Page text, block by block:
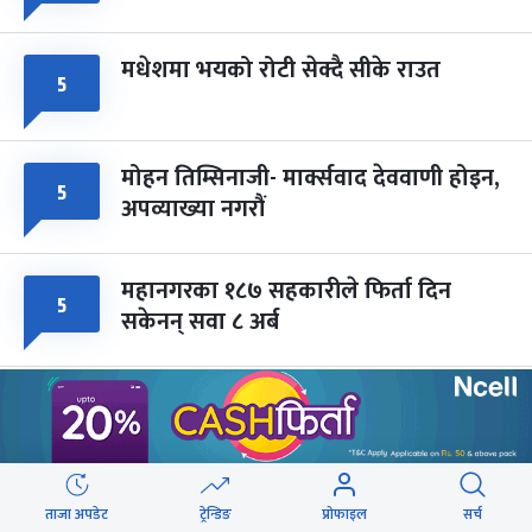
५ मधेशमा भयको रोटी सेक्दै सीके राउत
५ मोहन तिम्सिनाजी- मार्क्सवाद देववाणी होइन,
अपव्याख्या नगरौं
५ महानगरका १८७ सहकारीले फिर्ता दिन
सकेनन् सवा ८ अर्ब
४ राजमार्ग दायाँबायाँका जग्गामा लाग्ने विकास
कर ५ प्रतिशत बिन्दु बढाइँदै
सिरहामा ज्यान गुमाएका यादवको घटनाबारे
ताजा अपडेट ट्रेन्डिङ प्रोफाइल सर्च